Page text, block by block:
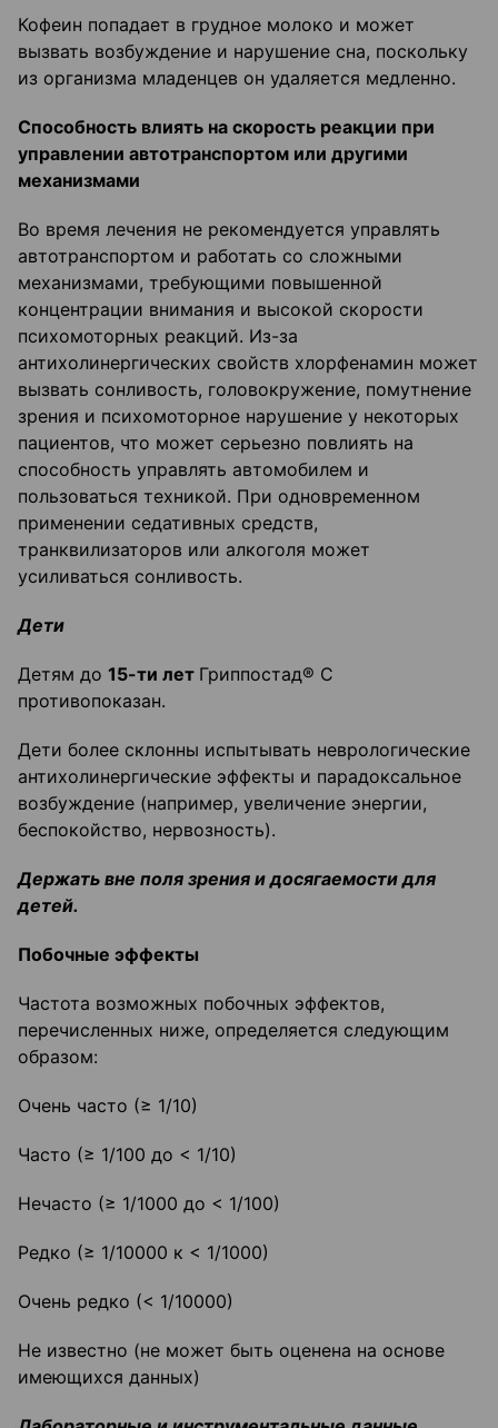
Кофеин попадает в грудное молоко и может
вызвать возбуждение и нарушение сна, поскольку
из организма младенцев он удаляется медленно.
Способность влиять на скорость реакции при
управлении автотранспортом или другими
механизмами
Во время лечения не рекомендуется управлять
автотранспортом и работать со сложными
механизмами, требующими повышенной
концентрации внимания и высокой скорости
психомоторных реакций. Из-за
антихолинергических свойств хлорфенамин может
вызвать сонливость, головокружение, помутнение
зрения и психомоторное нарушение у некоторых
пациентов, что может серьезно повлиять на
способность управлять автомобилем и
пользоваться техникой. При одновременном
применении седативных средств,
транквилизаторов или алкоголя может
усиливаться сонливость.
Дети
Детям до 15-ти лет Гриппостад® С
противопоказан.
Дети более склонны испытывать неврологические
антихолинергические эффекты и парадоксальное
возбуждение (например, увеличение энергии,
беспокойство, нервозность).
Держать вне поля зрения и досягаемости для
детей.
Побочные эффекты
Частота возможных побочных эффектов,
перечисленных ниже, определяется следующим
образом:
Очень часто (≥ 1/10)
Часто (≥ 1/100 до < 1/10)
Нечасто (≥ 1/1000 до < 1/100)
Редко (≥ 1/10000 к < 1/1000)
Очень редко (< 1/10000)
Не известно (не может быть оценена на основе
имеющихся данных)